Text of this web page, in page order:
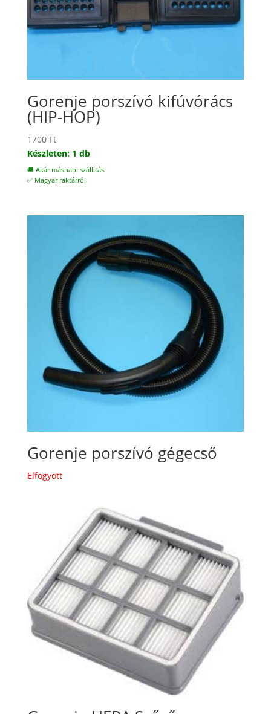
Gorenje porszívó kifúvórács
(HIP-HOP)
1700 Ft
Készleten: 1 db
🚚 Akár másnapi szállítás
✅ Magyar raktárról
Gorenje porszívó gégecső
Elfogyott